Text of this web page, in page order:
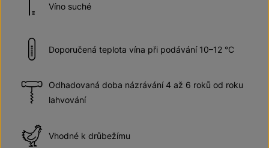
Víno suché
Doporučená teplota vína při podávání 10–12 °C
Odhadovaná doba názrávání 4 až 6 roků od roku
lahvování
Vhodné k drůbežímu